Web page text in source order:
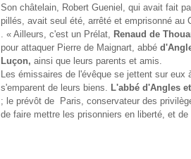
Son châtelain, Robert Gueniel, qui avait fait
pillés, avait seul été, arrêté et emprisonné au
. « Ailleurs, c'est un Prélat, Renaud de
pour attaquer Pierre de Maignart, abbé
Luçon, ainsi que leurs parents et amis.
Les émissaires de l'évêque se jettent sur
s'emparent de leurs biens. L'abbé d'Angles
; le prévôt de Paris, conservateur des
de faire mettre les prisonniers en liberté, et